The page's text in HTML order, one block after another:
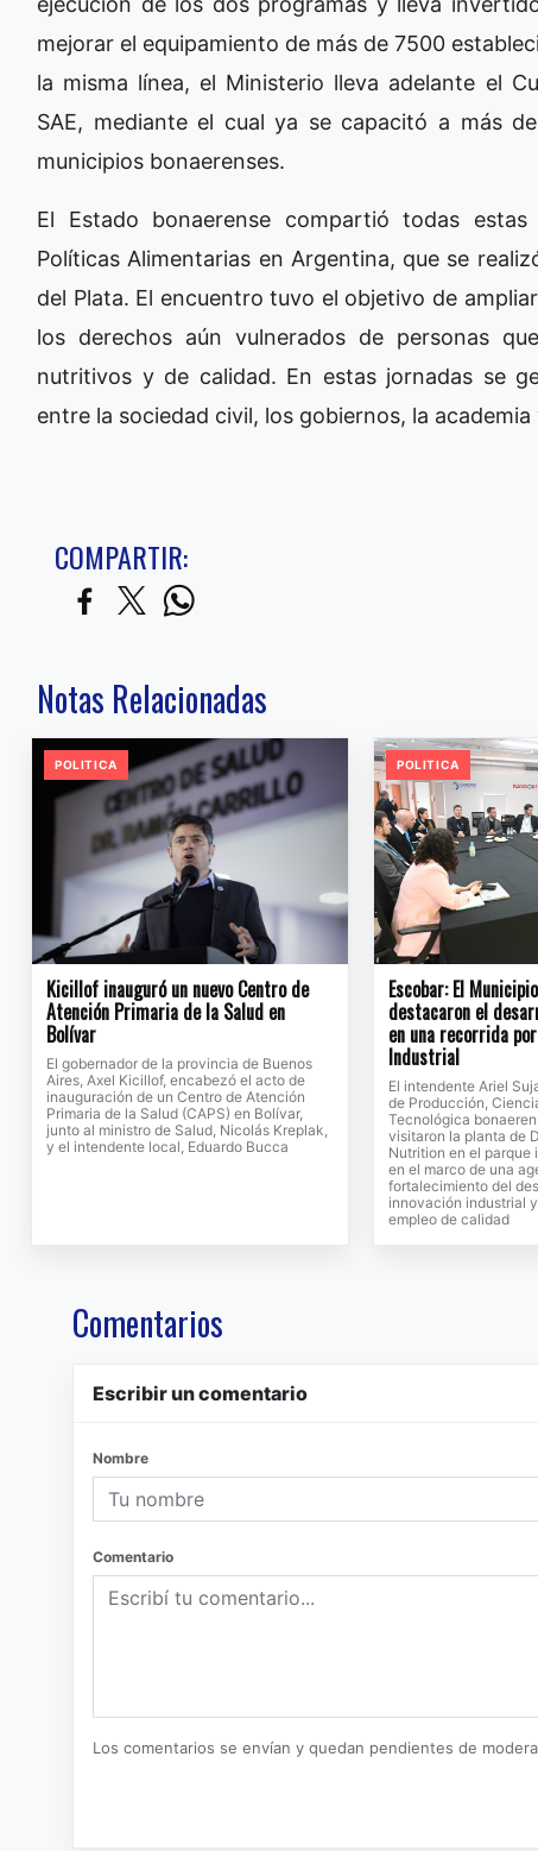
mejorar el equipamiento de más de 7500
la misma línea, el Ministerio lleva adelante el
SAE, mediante el cual ya se capacitó a más
municipios bonaerenses.
El Estado bonaerense compartió todas
Políticas Alimentarias en Argentina, que se
del Plata. El encuentro tuvo el objetivo de
los derechos aún vulnerados de personas
nutritivos y de calidad. En estas jornadas se
entre la sociedad civil, los gobiernos, la
COMPARTIR:
Notas Relacionadas
POLITICA
Kicillof inauguró un nuevo Centro de
Atención Primaria de la Salud en
Bolívar
El gobernador de la provincia de Buenos
Aires, Axel Kicillof, encabezó el acto de
inauguración de un Centro de Atención
Primaria de la Salud (CAPS) en Bolívar,
junto al ministro de Salud, Nicolás Kreplak,
y el intendente local, Eduardo Bucca
POLITICA
Escobar: El
destacaron el
en una recorrida
Industrial
El intendente Ariel
de Producción,
Tecnológica
visitaron la planta de
Nutrition en el parque
en el marco de una
fortalecimiento del
innovación industrial
empleo de calidad
Comentarios
Escribir un comentario
Nombre
Comentario
Los comentarios se envían y quedan pendientes de